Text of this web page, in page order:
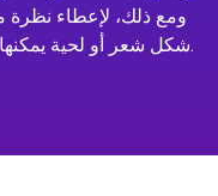
ومع ذلك، لإعطاء نظرة
شكل شعر أو لحية يمكنها أيضًا التحدث نيابة عن علامتك التجارية.